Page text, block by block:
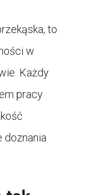
to
w
Każdy
pracy